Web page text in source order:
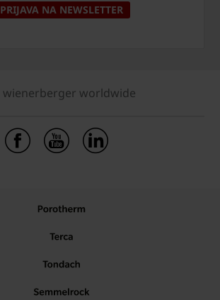
PRIJAVA NA NEWSLETTER
wienerberger worldwide